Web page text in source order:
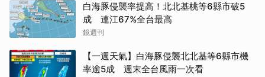
白海豚侵襲率提高！北北基桃等6縣市破5
成 連江67%全台最高
鏡週刊
【一週天氣】白海豚侵襲北北基等6縣市機
率逾5成 週末全台風雨一次看